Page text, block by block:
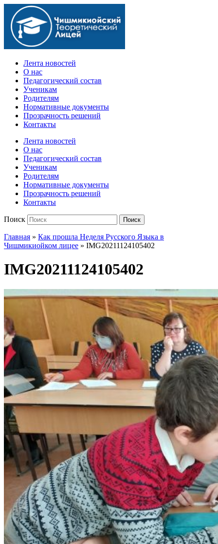
Официальный сайт учебного заведения
Лента новостей
О нас
Педагогический состав
Ученикам
Родителям
Нормативные документы
Прозрачность решений
Контакты
Лента новостей
О нас
Педагогический состав
Ученикам
Родителям
Нормативные документы
Прозрачность решений
Контакты
Поиск Поиск
Главная » Как прошла Неделя Русского Языка в
Чишмикиойком лицее » IMG20211124105402
IMG20211124105402